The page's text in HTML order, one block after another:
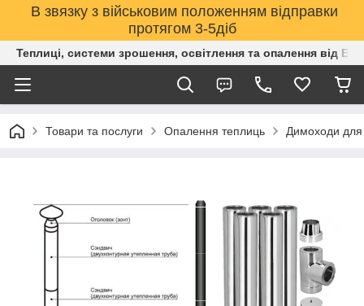
В звязку з військовим положенням відправки
протягом 3-5діб
Теплиці, системи зрошення, освітлення та опалення від
Товари та послуги Опалення теплиць Димоходи для